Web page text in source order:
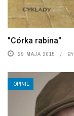
"Córka rabina"
29 MAJA 2015 BY
OPINIE